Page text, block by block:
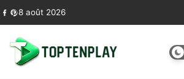
Skip to content
8 août 2026